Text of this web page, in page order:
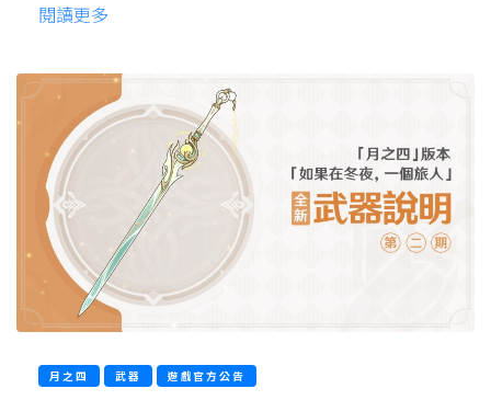
閱讀更多
月之四 武器 遊戲官方公告